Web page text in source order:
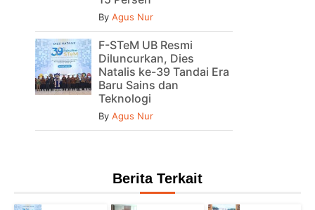
By Agus Nur
F-STeM UB Resmi
Diluncurkan, Dies
Natalis ke-39 Tandai Era
Baru Sains dan
Teknologi
By Agus Nur
Berita Terkait